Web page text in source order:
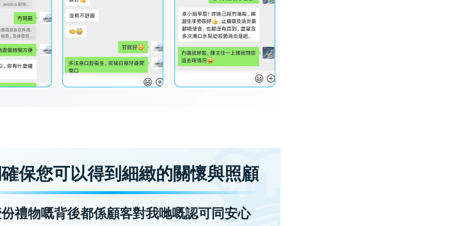
保您可以得到細緻的關懷與照顧
禮物嘅背後都係顧客對我哋嘅認可同安心